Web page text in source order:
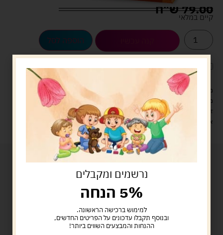
79.00ש"ח
קיים במלאי
הוספה לסל
לארוז את המוצר באריזת מתנה5.00 ש"ח ?
מעל 329 ש"ח, משלוח עם שליח עד הבית חינם! – 0 ₪
משלוח עם שליח עד הבית: 29 ש"ח
זמן אספקה: עד 4 ימי עסקים.
איסוף עצמי: מ"ביתר טויס" רחוב בניין דוד 18, ביתר עילית.
נרשמים ומקבלים
5% הנחה
למימוש ברכישה הראשונה.
ובנוסף תקבלו עדכונים על הפריטים החדשים,
ההנחות והמבצעים השווים ביותר!